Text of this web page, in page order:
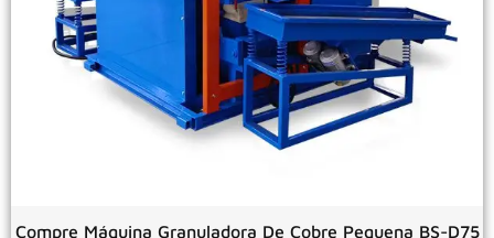
Compre Máquina Granuladora De Cobre Pequena BS-D75